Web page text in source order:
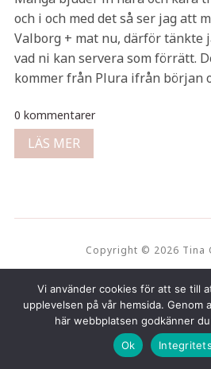
och i och med det så ser jag att
Valborg + mat nu, därför tänkte
vad ni kan servera som förrätt.
kommer från Plura ifrån början
0 kommentarer
LÄS MER
Copyright © 2026 Tina
Vi använder cookies för att se till
upplevelsen på vår hemsida. Genom
här webbplatsen godkänner
Ok